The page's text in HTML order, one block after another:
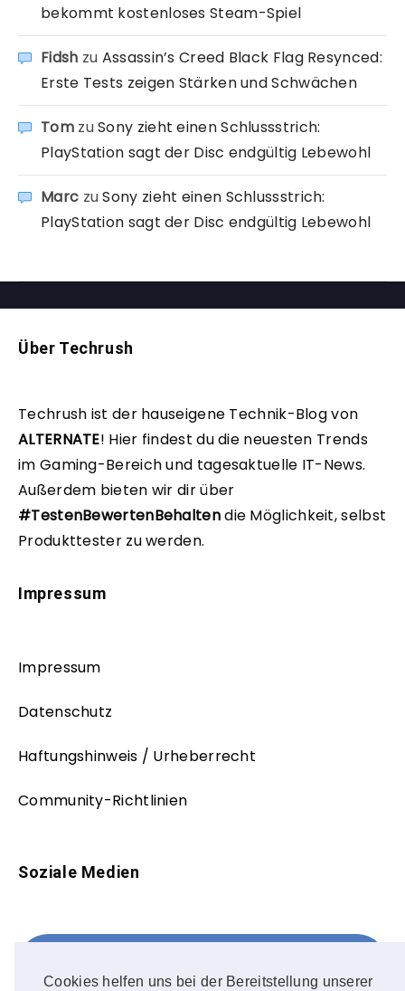
Cookies helfen uns bei der Bereitstellung unserer
bekommt kostenloses Steam-Spiel
Fidsh zu Assassin’s Creed Black Flag Resynced:
Erste Tests zeigen Stärken und Schwächen
TomzuSony zieht einen Schlussstrich:
PlayStation sagt der Disc endgültig Lebewohl
Marc zuSony zieht einen Schlussstrich:
PlayStation sagt der Disc endgültig Lebewohl
Über Techrush
Techrush ist der hauseigene Technik-Blog von
ALTERNATE! Hier findest du die neuesten Trends
im Gaming-Bereich und tagesaktuelle IT-News.
Außerdem bieten wir dir über
#TestenBewertenBehaltendie Möglichkeit, selbst
Produkttester zu werden.
Impressum
Impressum
Datenschutz
Haftungshinweis / Urheberrecht
Community-Richtlinien
Soziale Medien
FOLLOW ME!